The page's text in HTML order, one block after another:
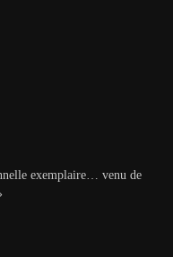
exemplaire… venu de